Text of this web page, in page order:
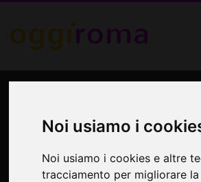
Noi usiamo i
Noi usiamo i cookies e altre
tracciamento per migliorare la
Bansksy come
ha mai raccontato
Evento esclusivo con la
News, collezionisti e curatori della